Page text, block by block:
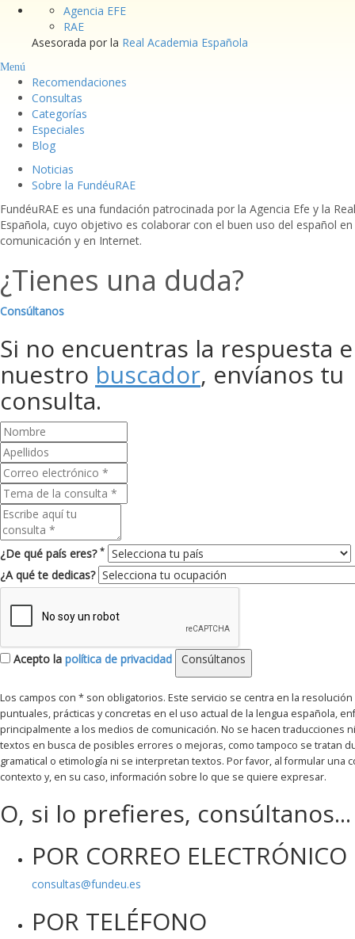
Agencia EFE
RAE
Asesorada por la Real Academia Española
Menú
Recomendaciones
Consultas
Categorías
Especiales
Blog
Noticias
Sobre la FundéuRAE
FundéuRAE es una fundación patrocinada por la Agencia Efe y la
Española, cuyo objetivo es colaborar con el buen uso del español
comunicación y en Internet.
¿Tienes una duda?
Consúltanos
Si no encuentras la respuesta
nuestro buscador, envíanos tu
consulta.
¿De qué país eres? *
¿A qué te dedicas?
Acepto la política de privacidad Consúltanos
Los campos con * son obligatorios
O, si lo prefieres, consúltanos...
POR CORREO ELECTRÓNICO
consultas@fundeu.es
POR TELÉFONO